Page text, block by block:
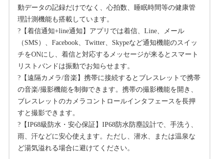
動データの記録だけでなく、心拍数、睡眠時間等の健康管
理計測機能も搭載しています。
?【着信通知+line通知】アプリでは着信、Line、メール
（SMS）、Facebook、Twitter、Skypeなど通知機能のスイッ
チをONにし、着信と対応するメッセージが来るとスマート
リストバンドは振動でお知らせます。
?【遠隔カメラ/音楽】携帯に接続するとブレスレットで携帯
の音楽/撮影機能を制御できます。携帯の撮影機能を開き、
ブレスレットのカメラコントロールインタフェースを長押
すと撮影できます。
?【IP68級防水・安心保証】IP68防水防塵設計で、手洗う、
雨、汗などに安心使えます。ただし、潜水、または温泉な
ど湯気溢れる場合に避けてください。